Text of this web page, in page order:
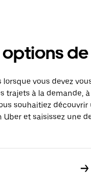
vous devez
trajets à la demande,
souhaitiez découvrir
et saisissez une